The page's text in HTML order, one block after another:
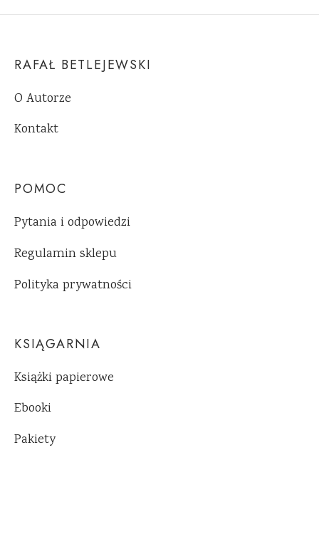
RAFAŁ BETLEJEWSKI
O Autorze
Kontakt
POMOC
Pytania i odpowiedzi
Regulamin sklepu
Polityka prywatności
KSIĄGARNIA
Książki papierowe
Ebooki
Pakiety